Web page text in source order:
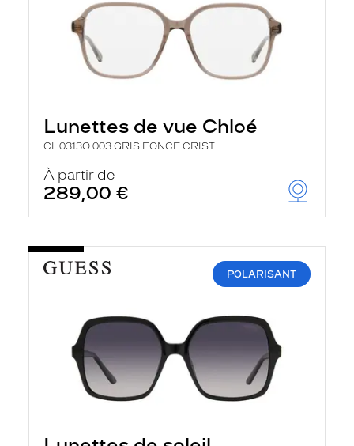
Lunettes de vue Chloé
CH0313O 003 GRIS FONCE CRIST
À partir de
289,00 €
POLARISANT